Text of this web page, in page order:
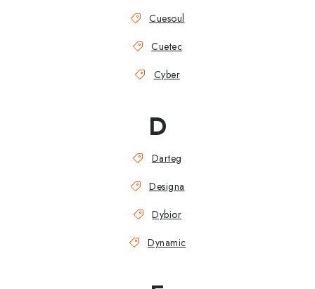
Cuesoul
Cuetec
Cyber
D
Darteg
Designa
Dybior
Dynamic